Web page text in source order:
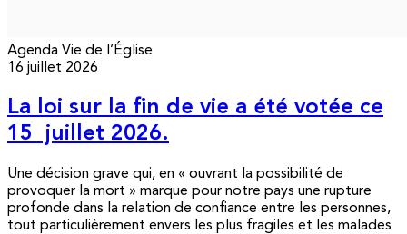
Agenda Vie de l’Église
16 juillet 2026
La loi sur la fin de vie a été votée ce
15 juillet 2026.
Une décision grave qui, en « ouvrant la possibilité de
provoquer la mort » marque pour notre pays une rupture
profonde dans la relation de confiance entre les personnes,
tout particulièrement envers les plus fragiles et les malades